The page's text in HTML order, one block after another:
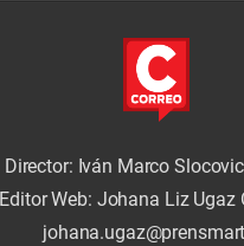
Director: Iván Marco
Editor Web: Johana Liz Ugaz